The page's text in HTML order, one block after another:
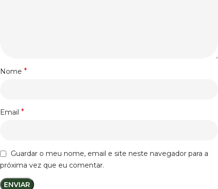
Nome *
Email *
Guardar o meu nome, email e site neste navegador para a
próxima vez que eu comentar.